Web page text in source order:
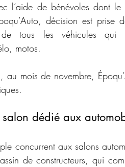
l’aide de bénévoles dont le
décision est prise
de tous les véhicules qui
motos.
au mois de novembre,
dédié aux
concurrent aux salons
de constructeurs, qui